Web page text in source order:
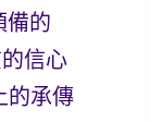
備的
信心
的承傳